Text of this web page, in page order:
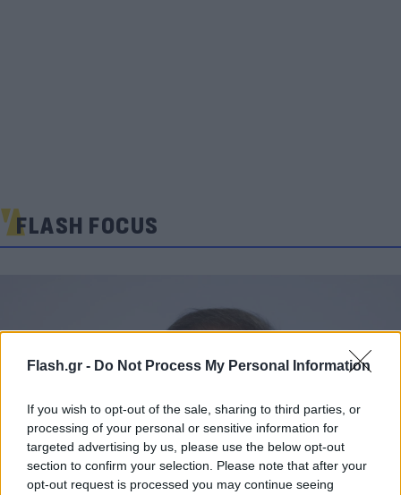
Flash.gr - Do Not Process My Personal Information
If you wish to opt-out of the sale, sharing to third parties, or
processing of your personal or sensitive information for
targeted advertising by us, please use the below opt-out
section to confirm your selection. Please note that after your
opt-out request is processed you may continue seeing
FLASH FOCUS